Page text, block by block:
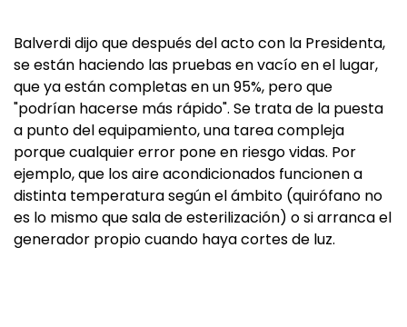
Balverdi dijo que después del acto con la Presidenta,
se están haciendo las pruebas en vacío en el lugar,
que ya están completas en un 95%, pero que
"podrían hacerse más rápido". Se trata de la puesta
a punto del equipamiento, una tarea compleja
porque cualquier error pone en riesgo vidas. Por
ejemplo, que los aire acondicionados funcionen a
distinta temperatura según el ámbito (quirófano no
es lo mismo que sala de esterilización) o si arranca el
generador propio cuando haya cortes de luz.